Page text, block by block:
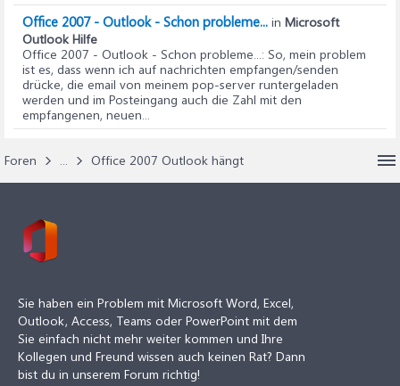
Office 2007 - Outlook - Schon probleme... in Microsoft
Outlook Hilfe
Office 2007 - Outlook - Schon probleme...: So, mein problem
ist es, dass wenn ich auf nachrichten empfangen/senden
drücke, die email von meinem pop-server runtergeladen
werden und im Posteingang auch die Zahl mit den
empfangenen, neuen...
Foren ... Office 2007 Outlook hängt
Sie haben ein Problem mit Microsoft Word, Excel,
Outlook, Access, Teams oder PowerPoint mit dem
Sie einfach nicht mehr weiter kommen und Ihre
Kollegen und Freund wissen auch keinen Rat? Dann
bist du in unserem Forum richtig!